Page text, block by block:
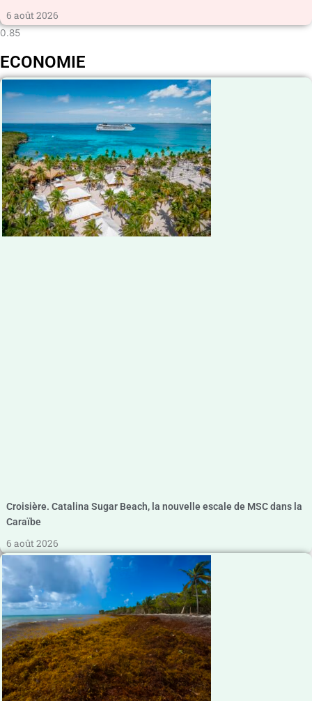
6 août 2026
ECONOMIE
Croisière. Catalina Sugar Beach, la nouvelle escale de MSC dans la
Caraïbe
6 août 2026